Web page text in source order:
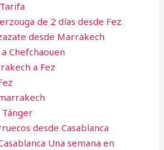
de 2 días desde Fez
desde Marrakech
Chefchaouen
a Fez
Tánger
desde Casablanca
Una semana en